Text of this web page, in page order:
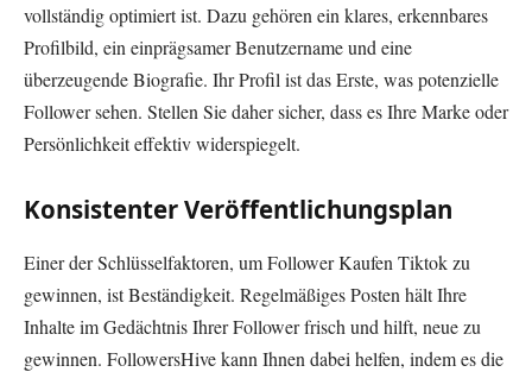
vollständig optimiert ist. Dazu gehören ein klares, erkennbares
Profilbild, ein einprägsamer Benutzername und eine
überzeugende Biografie. Ihr Profil ist das Erste, was potenzielle
Follower sehen. Stellen Sie daher sicher, dass es Ihre Marke oder
Persönlichkeit effektiv widerspiegelt.
Konsistenter Veröffentlichungsplan
Einer der Schlüsselfaktoren, um Follower Kaufen Tiktok zu
gewinnen, ist Beständigkeit. Regelmäßiges Posten hält Ihre
Inhalte im Gedächtnis Ihrer Follower frisch und hilft, neue zu
gewinnen. FollowersHive kann Ihnen dabei helfen, indem es die